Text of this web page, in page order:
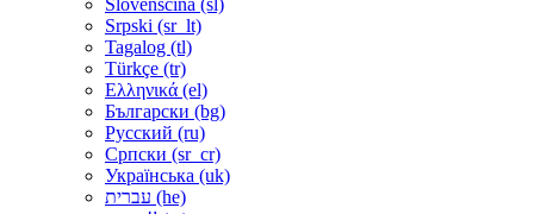
Slovenščina ‎(sl)‎
Srpski ‎(sr_lt)‎
Tagalog ‎(tl)‎
Türkçe ‎(tr)‎
Ελληνικά ‎(el)‎
Български ‎(bg)‎
Русский ‎(ru)‎
Српски ‎(sr_cr)‎
Українська ‎(uk)‎
עברית ‎(he)‎